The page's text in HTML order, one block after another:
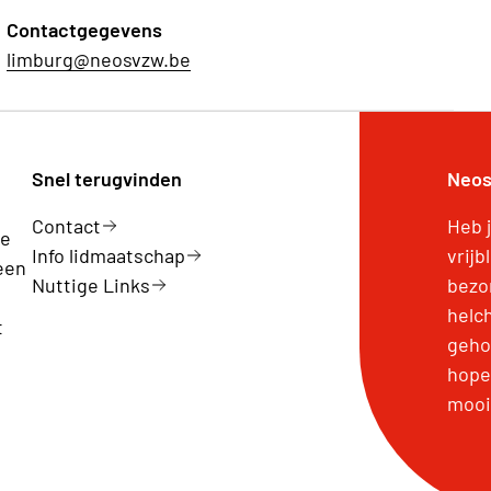
Contactgegevens
limburg@neosvzw.be
Snel terugvinden
Contact
Info lidmaatschap
Nuttige Links
Heb